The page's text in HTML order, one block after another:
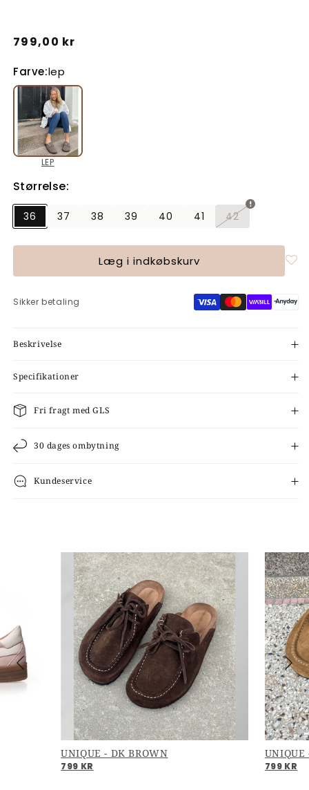
Normalpris
799,00 kr
Farve:lep
LEP
Størrelse:
36 37 38 39 40 41 42
Varianten
udsolgt
utilgængelig
Læg i indkøbskurv
Sikker betaling
Beskrivelse
Specifikationer
Fri fragt med GLS
30 dages ombytning
Kundeservice
UNIQUE - DK BROWN
799 KR
UNIQUE
799 KR